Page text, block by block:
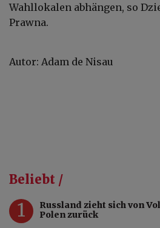
Wahllokalen abhängen, so
Prawna.
Autor: Adam de Nisau
Beliebt /
1
Russland zieht sich von
Polen zurück